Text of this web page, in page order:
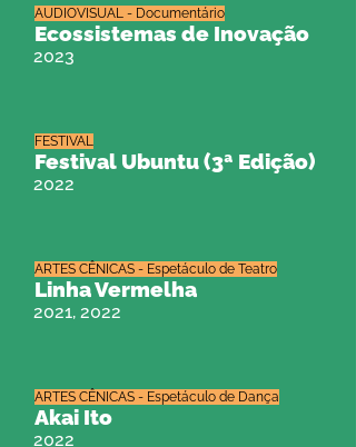
Ecossistemas de Inovação
2023
AUDIOVISUAL - Documentário
Festival Ubuntu (3ª Edição)
2022
FESTIVAL
Linha Vermelha
2021, 2022
ARTES CÊNICAS - Espetáculo de Teatro
Akai Ito
2022
ARTES CÊNICAS - Espetáculo de Dança